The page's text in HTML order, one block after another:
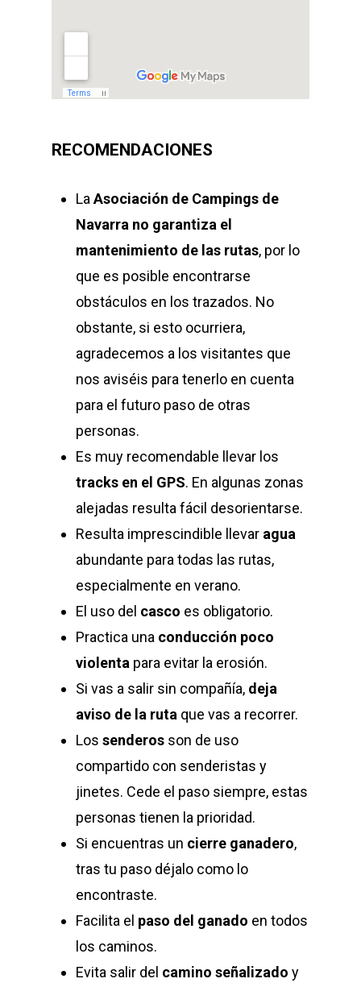
RECOMENDACIONES
La Asociación de Campings de
Navarra no garantiza el
mantenimiento de las rutas, por lo
que es posible encontrarse
obstáculos en los trazados. No
obstante, si esto ocurriera,
agradecemos a los visitantes que
nos aviséis para tenerlo en cuenta
para el futuro paso de otras
personas.
Es muy recomendable llevar los
tracks en el GPS. En algunas zonas
alejadas resulta fácil desorientarse.
Resulta imprescindible llevar agua
abundante para todas las rutas,
especialmente en verano.
El uso del casco es obligatorio.
Practica una conducción poco
violenta para evitar la erosión.
Si vas a salir sin compañía, deja
aviso de la ruta que vas a recorrer.
Los senderos son de uso
compartido con senderistas y
jinetes. Cede el paso siempre, estas
personas tienen la prioridad.
Si encuentras un cierre ganadero,
tras tu paso déjalo como lo
encontraste.
Facilita el paso del ganado en todos
los caminos.
Evita salir del camino señalizado y